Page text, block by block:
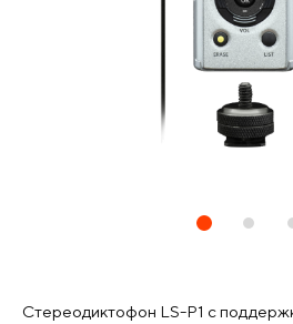
Стереодиктофон LS-P1 c